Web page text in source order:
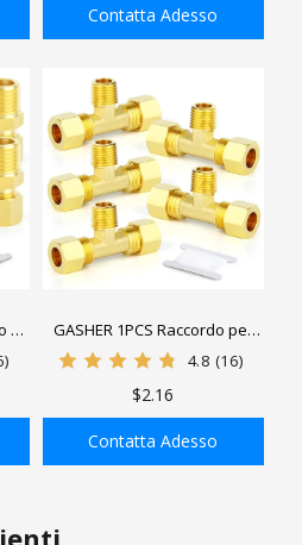
AGGIUNGI ALLA
Contatta Adesso
di
AGGIUNGI ALLA
GASHER 1PCS Raccordo per
tubo a T per tubo di
Raccordo a T maschio
4.8 (16)
$2.16
Contatta Adesso